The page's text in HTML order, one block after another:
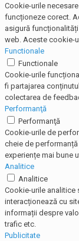
Cookie-urile
funcționeze corect.
asigură
web. Aceste cookie-
Functionale
Functionale
Cookie-urile
fi partajarea
colectarea de
Performanţă
Performanţă
Cookie-urile de
cheie de
experiențe mai bune
Analitice
Analitice
Cookie-urile analitice
interacționează cu
informații despre
trafic etc.
Publicitate